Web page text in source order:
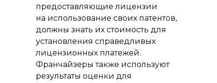
предоставляющие лицензии
на использование своих патентов,
должны знать их стоимость для
установления справедливых
лицензионных платежей.
Франчайзеры также используют
результаты оценки для